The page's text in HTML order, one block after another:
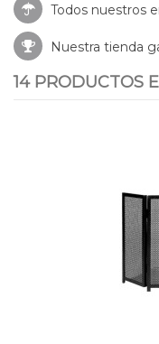
Todos nuestros
Nuestra tienda
14 PRODUCTOS